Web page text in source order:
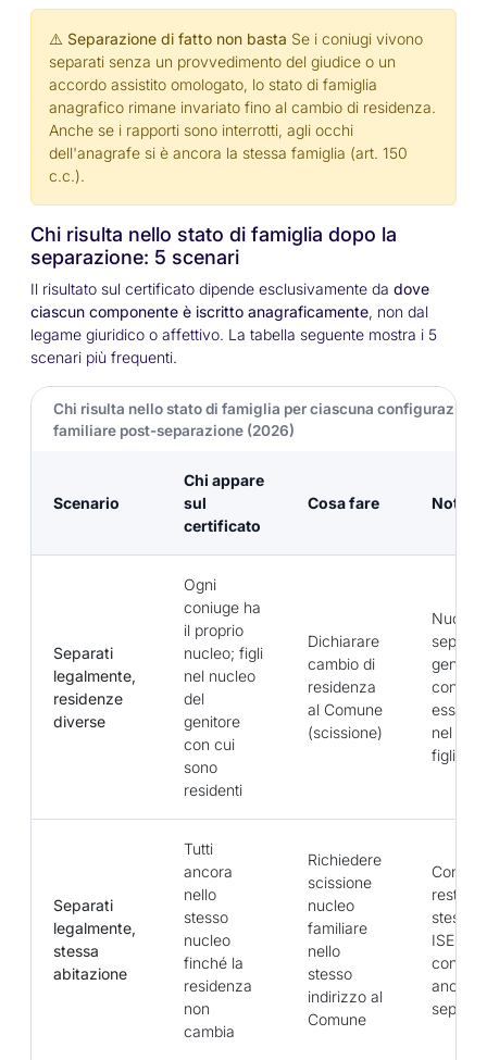
⚠️ Separazione di fatto non basta Se i coniugi vivono
separati senza un provvedimento del giudice o un
accordo assistito omologato, lo stato di famiglia
anagrafico rimane invariato fino al cambio di residenza.
Anche se i rapporti sono interrotti, agli occhi
dell'anagrafe si è ancora la stessa famiglia (art. 150
c.c.).
Chi risulta nello stato di famiglia dopo la
separazione: 5 scenari
Il risultato sul certificato dipende esclusivamente da dove
ciascun componente è iscritto anagraficamente, non dal
legame giuridico o affettivo. La tabella seguente mostra i 5
scenari più frequenti.
Chi risulta nello stato di famiglia per ciascuna configurazione
familiare post-separazione (2026)
Scenario
Chi appare
sul
certificato
Cosa fare Nota
Separati
legalmente,
residenze
diverse
Ogni
coniuge ha
il proprio
nucleo; figli
nel nucleo
del
genitore
con cui
sono
residenti
Dichiarare
cambio di
residenza
al Comune
(scissione)
Nuclei
essere
nel
figlio
Separati
legalmente,
stessa
abitazione
Tutti
ancora
nello
stesso
nucleo
finché la
residenza
non
cambia
Richiedere
scissione
nucleo
familiare
nello
stesso
indirizzo al
Comune
Coniugi
stesso
ISEE se
anche
separati